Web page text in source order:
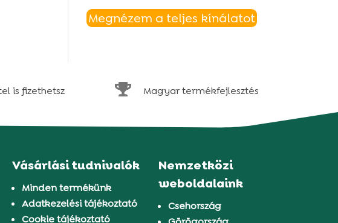
Megnézem a teljes kínálatot
is fizethetsz  Magyar termékfejlesztés
Vásárlási tudnivalók
Minden termékünk
Adatkezelési tájékoztató
Cookie tájékoztató
Nemzetközi
weboldalaink
Csehország